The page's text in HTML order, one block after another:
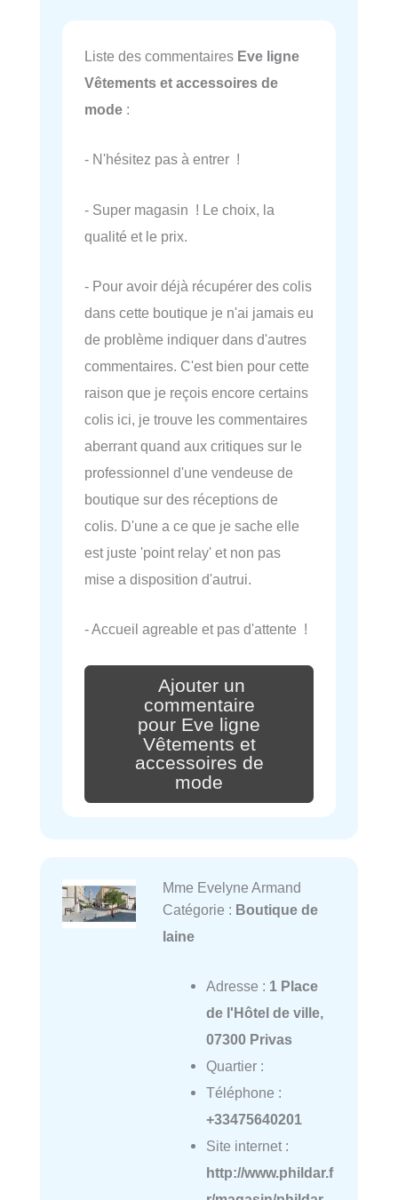
Liste des commentaires Eve ligne
Vêtements et accessoires de
mode :
- N'hésitez pas à entrer !
- Super magasin ! Le choix, la
qualité et le prix.
- Pour avoir déjà récupérer des colis
dans cette boutique je n'ai jamais eu
de problème indiquer dans d'autres
commentaires. C'est bien pour cette
raison que je reçois encore certains
colis ici, je trouve les commentaires
aberrant quand aux critiques sur le
professionnel d'une vendeuse de
boutique sur des réceptions de
colis. D'une a ce que je sache elle
est juste 'point relay' et non pas
mise a disposition d'autrui.
- Accueil agreable et pas d'attente !
Ajouter un
commentaire
pour Eve ligne
Vêtements et
accessoires de
mode
Mme Evelyne Armand
Catégorie : Boutique de
laine
Adresse : 1 Place
de l'Hôtel de ville,
07300 Privas
Quartier :
Téléphone :
+33475640201
Site internet :
http://www.phildar.f